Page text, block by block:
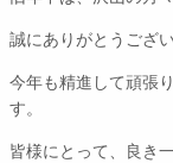
誠にありがとうござ
今年も精進して頑張
す。
皆様にとって、良き